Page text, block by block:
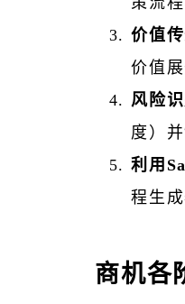
价值传
价值展
风险识
度）
利用
程生
商机各